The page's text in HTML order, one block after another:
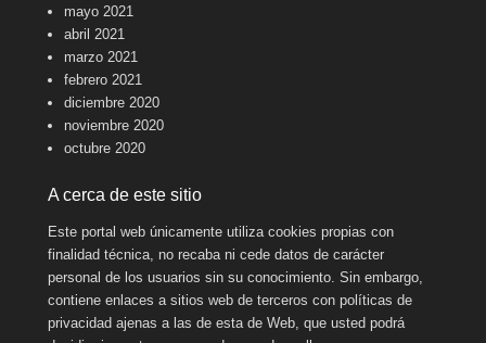
mayo 2021
abril 2021
marzo 2021
febrero 2021
diciembre 2020
noviembre 2020
octubre 2020
A cerca de este sitio
Este portal web únicamente utiliza cookies propias con
finalidad técnica, no recaba ni cede datos de carácter
personal de los usuarios sin su conocimiento. Sin embargo,
contiene enlaces a sitios web de terceros con políticas de
privacidad ajenas a las de esta de Web, que usted podrá